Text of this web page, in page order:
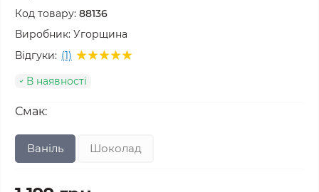
Код товару: 88136
Виробник: Угорщина
Відгуки: (1)
В наявності
Смак:
Ваніль Шоколад